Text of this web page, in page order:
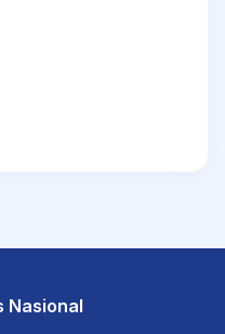
Nasional